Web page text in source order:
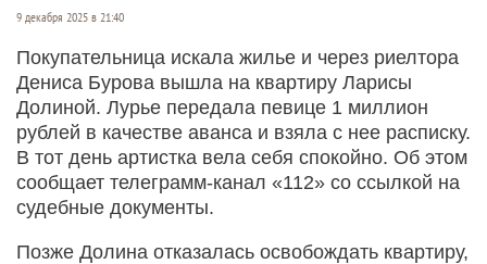
9 декабря 2025 в 21:40
Покупательница искала жилье и через риелтора
Дениса Бурова вышла на квартиру Ларисы
Долиной. Лурье передала певице 1 миллион
рублей в качестве аванса и взяла с нее расписку.
В тот день артистка вела себя спокойно. Об этом
сообщает телеграмм-канал «112» со ссылкой на
судебные документы.
Позже Долина отказалась освобождать квартиру,